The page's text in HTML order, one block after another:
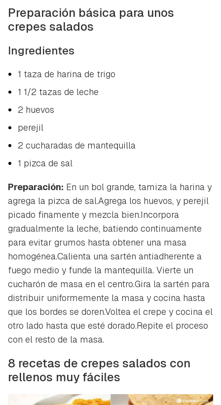
Guardar como favorito
iniciar sesión con tu cuenta de Hogarmanía.
Preparación básica para unos
crepes salados
Ingredientes
1 taza de harina de trigo
1 1/2 tazas de leche
2 huevos
perejil
2 cucharadas de mantequilla
1 pizca de sal
Preparación: En un bol grande, tamiza la harina y
agrega la pizca de sal.Agrega los huevos, y perejil
picado finamente y mezcla bien.Incorpora
gradualmente la leche, batiendo continuamente
para evitar grumos hasta obtener una masa
homogénea.Calienta una sartén antiadherente a
fuego medio y funde la mantequilla. Vierte un
cucharón de masa en el centro.Gira la sartén para
distribuir uniformemente la masa y cocina hasta
que los bordes se doren.Voltea el crepe y cocina el
otro lado hasta que esté dorado.Repite el proceso
con el resto de la masa.
8 recetas de crepes salados con
rellenos muy fáciles
Contenido enviado
Gracias por suscribirte a nuestro boletín.
ACEPTAR